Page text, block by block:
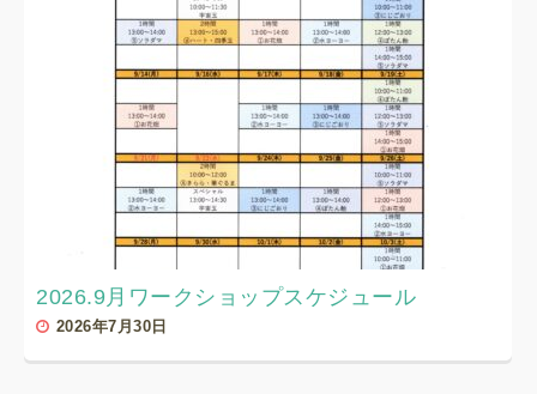
2026.9月ワークショップスケジュール
2026年7月30日